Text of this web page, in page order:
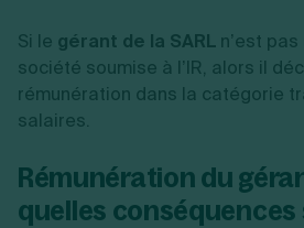
Si le gérant de la SARL n’est
société soumise à l’IR, alors il
rémunération dans la catégorie
salaires.
Rémunération du
quelles conséquences